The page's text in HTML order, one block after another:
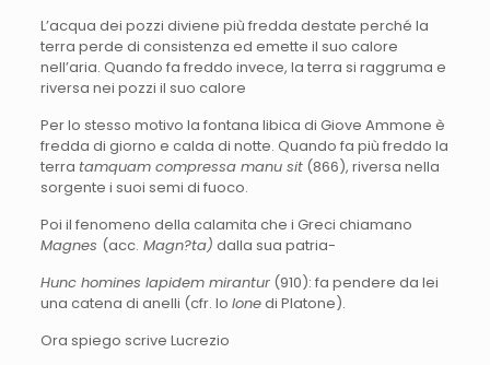
L’acqua dei pozzi diviene più fredda destate perché la
terra perde di consistenza ed emette il suo calore
nell’aria. Quando fa freddo invece, la terra si raggruma e
riversa nei pozzi il suo calore
Per lo stesso motivo la fontana libica di Giove Ammone è
fredda di giorno e calda di notte. Quando fa più freddo la
terra tamquam compressa manu sit(866), riversa nella
sorgente i suoi semi di fuoco.
Poi il fenomeno della calamita che i Greci chiamano
Magnes (acc. Magn?ta) dalla sua patria-
Hunc homines lapidem mirantur(910): fa pendere da lei
una catena di anelli (cfr. lo Ionedi Platone).
Ora spiego scrive Lucrezio